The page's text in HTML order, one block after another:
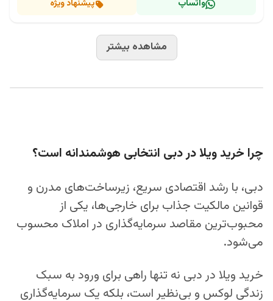
واتساپ پیشنهاد ویژه
مشاهده بیشتر
چرا خرید ویلا در دبی انتخابی هوشمندانه است؟
دبی، با رشد اقتصادی سریع، زیرساخت‌های مدرن و
قوانین مالکیت جذاب برای خارجی‌ها، یکی از
محبوب‌ترین مقاصد سرمایه‌گذاری در املاک محسوب
می‌شود.
خرید ویلا در دبی نه‌ تنها راهی برای ورود به سبک
زندگی لوکس و بی‌نظیر است، بلکه یک سرمایه‌گذاری